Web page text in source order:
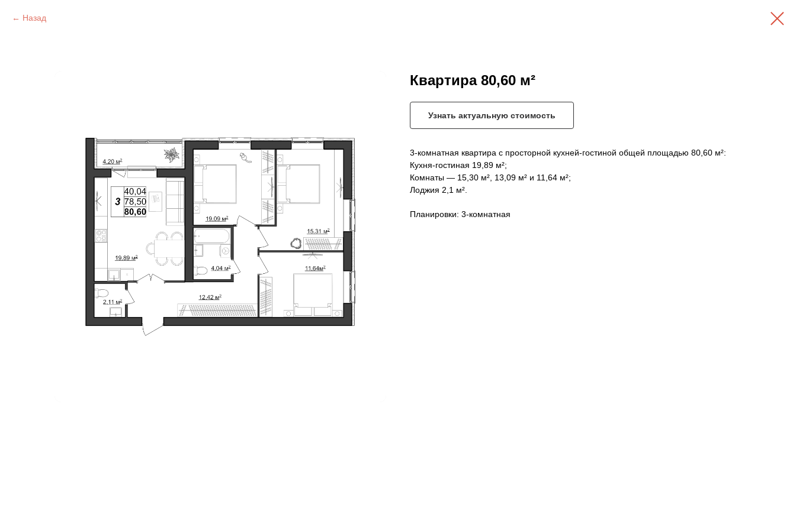
Назад
Квартира 80,60 м²
Узнать актуальную стоимость
3-комнатная квартира с просторной кухней-гостиной общей площадью 80,60 м²:
Кухня-гостиная 19,89 м²;
Комнаты — 15,30 м², 13,09 м² и 11,64 м²;
Лоджия 2,1 м².
Планировки: 3-комнатная